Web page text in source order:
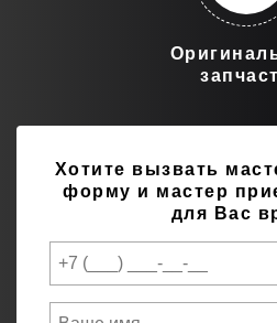
Хотите вызвать
форму и мастер
для Вас